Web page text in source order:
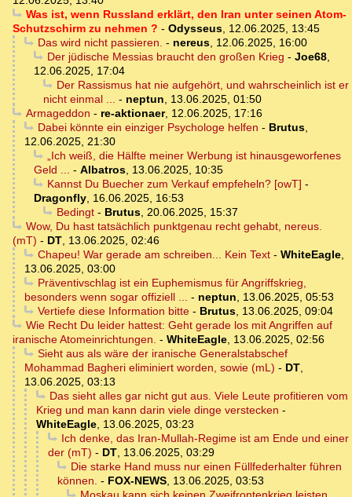
Was ist, wenn Russland erklärt, den Iran unter seinen Atom-
Schutzschirm zu nehmen ? - Odysseus, 12.06.2025, 13:45
Das wird nicht passieren. - nereus, 12.06.2025, 16:00
Der jüdische Messias braucht den großen Krieg - Joe68,
12.06.2025, 17:04
Der Rassismus hat nie aufgehört, und wahrscheinlich ist er
nicht einmal ... - neptun, 13.06.2025, 01:50
Armageddon - re-aktionaer, 12.06.2025, 17:16
Dabei könnte ein einziger Psychologe helfen - Brutus,
12.06.2025, 21:30
„Ich weiß, die Hälfte meiner Werbung ist hinausgeworfenes
Geld ... - Albatros, 13.06.2025, 10:35
Kannst Du Buecher zum Verkauf empfeheln? [owT] -
Dragonfly, 16.06.2025, 16:53
Bedingt- Brutus, 20.06.2025, 15:37
Wow, Du hast tatsächlich punktgenau recht gehabt, nereus.
(mT) - DT, 13.06.2025, 02:46
Chapeu! War gerade am schreiben... Kein Text- WhiteEagle,
13.06.2025, 03:00
Präventivschlag ist ein Euphemismus für Angriffskrieg,
besonders wenn sogar offiziell ... - neptun, 13.06.2025, 05:53
Vertiefe diese Information bitte- Brutus, 13.06.2025, 09:04
Wie Recht Du leider hattest: Geht gerade los mit Angriffen auf
iranische Atomeinrichtungen. - WhiteEagle, 13.06.2025, 02:56
Sieht aus als wäre der iranische Generalstabschef
Mohammad Bagheri eliminiert worden, sowie (mL) - DT,
13.06.2025, 03:13
Das sieht alles gar nicht gut aus. Viele Leute profitieren vom
Krieg und man kann darin viele dinge verstecken -
WhiteEagle, 13.06.2025, 03:23
Ich denke, das Iran-Mullah-Regime ist am Ende und einer
der (mT) - DT, 13.06.2025, 03:29
Die starke Hand muss nur einen Füllfederhalter führen
können. - FOX-NEWS, 13.06.2025, 03:53